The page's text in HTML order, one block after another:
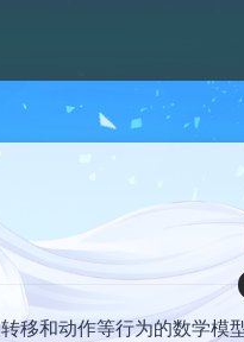
移和动作等行为的数学模